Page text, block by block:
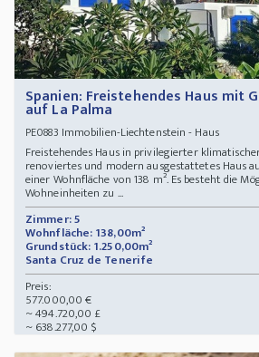
Spanien: Freistehendes Haus mit
auf La Palma
PE0883 Immobilien-Liechtenstein - Haus
Freistehendes Haus in privilegierter
renoviertes und modern ausgestattetes Haus
einer Wohnfläche von 138 m². Es besteht die
Wohneinheiten zu ...
Zimmer: 5
Wohnfläche: 138,00m²
Grundstück: 1.250,00m²
Santa Cruz de Tenerife
Preis:
577.000,00 €
~ 494.720,00 £
~ 638.277,00 $